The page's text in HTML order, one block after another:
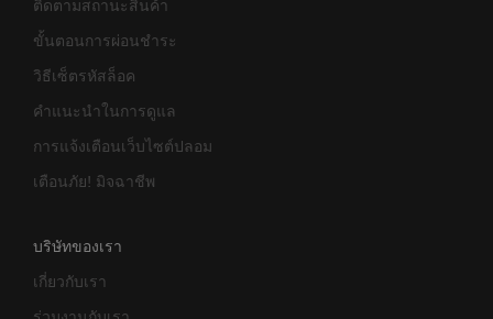
ติดตามสถานะสินค้า
ขั้นตอนการผ่อนชำระ
วิธีเซ็ตรหัสล็อค
คำแนะนำในการดูแล
การแจ้งเตือนเว็บไซต์ปลอม
เตือนภัย! มิจฉาชีพ
บริษัทของเรา
เกี่ยวกับเรา